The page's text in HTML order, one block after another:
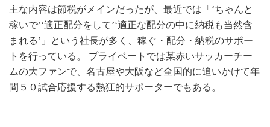
主な内容は節税がメインだったが、最近では「‘ちゃんと
稼いで’‘適正配分をして’‘適正な配分の中に納税も当然含
まれる’」という社長が多く、稼ぐ・配分・納税のサポー
トを行っている。 プライベートでは某赤いサッカーチー
ムの大ファンで、名古屋や大阪など全国的に追いかけて年
間５０試合応援する熱狂的サポーターでもある。